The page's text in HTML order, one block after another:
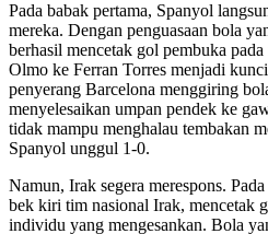
Pada babak pertama, Spanyol
mereka. Dengan penguasaan bola
berhasil mencetak gol pembuka
Olmo ke Ferran Torres menjadi
penyerang Barcelona menggiring
menyelesaikan umpan pendek ke
tidak mampu menghalau tembakan
Spanyol unggul 1-0.
Namun, Irak segera merespons.
bek kiri tim nasional Irak, mencetak
individu yang mengesankan. Bola